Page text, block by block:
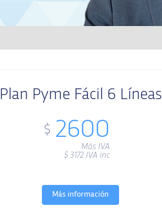
Plan Pyme Fácil 6 Líneas
$ 2600
Más IVA
$ 3172IVA inc
Más información